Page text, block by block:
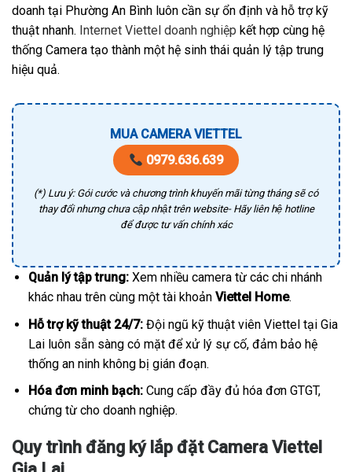
doanh tại Phường An Bình luôn cần sự ổn định và hỗ trợ kỹ
thuật nhanh. Internet Viettel doanh nghiệp kết hợp cùng hệ
thống Camera tạo thành một hệ sinh thái quản lý tập trung
hiệu quả.
MUA CAMERA VIETTEL
0979.636.639
(*) Lưu ý: Gói cước và chương trình khuyến mãi từng tháng sẽ có
thay đổi nhưng chưa cập nhật trên website- Hãy liên hệ hotline
để được tư vấn chính xác
Quản lý tập trung:Xem nhiều camera từ các chi nhánh
khác nhau trên cùng một tài khoản Viettel Home.
Hỗ trợ kỹ thuật 24/7:Đội ngũ kỹ thuật viên Viettel tại Gia
Lai luôn sẵn sàng có mặt để xử lý sự cố, đảm bảo hệ
thống an ninh không bị gián đoạn.
Hóa đơn minh bạch:Cung cấp đầy đủ hóa đơn GTGT,
chứng từ cho doanh nghiệp.
Quy trình đăng ký lắp đặt Camera Viettel